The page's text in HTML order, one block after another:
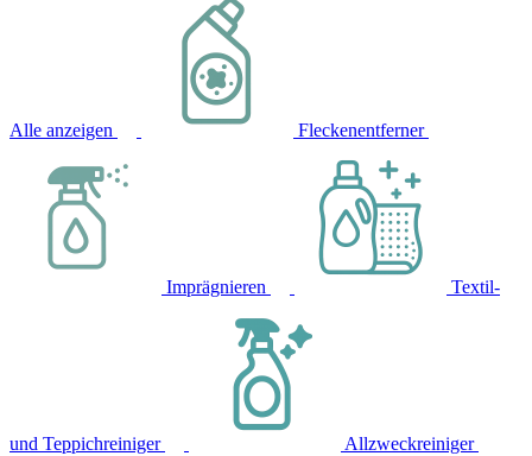
Alle anzeigen Fleckenentferner
Imprägnieren Textil-
und Teppichreiniger Allzweckreiniger